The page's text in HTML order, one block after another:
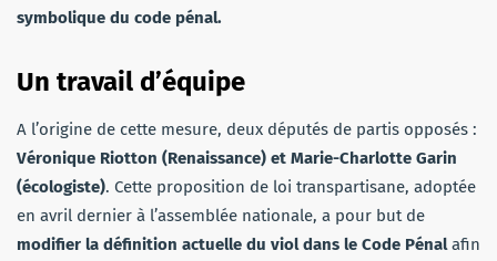
symbolique du code pénal.
Un travail d’équipe
A l’origine de cette mesure, deux députés de partis opposés :
Véronique Riotton (Renaissance) et Marie-Charlotte Garin
(écologiste). Cette proposition de loi transpartisane, adoptée
en avril dernier à l’assemblée nationale, a pour but de
modifier la définition actuelle du viol dans le Code Pénalafin